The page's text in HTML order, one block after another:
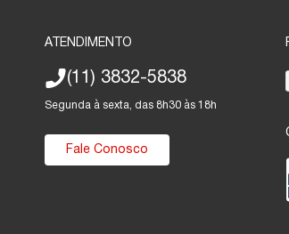
ATENDIMENTO
(11) 3832-5838
Segunda à sexta, das 8h30 às 18h
Fale Conosco